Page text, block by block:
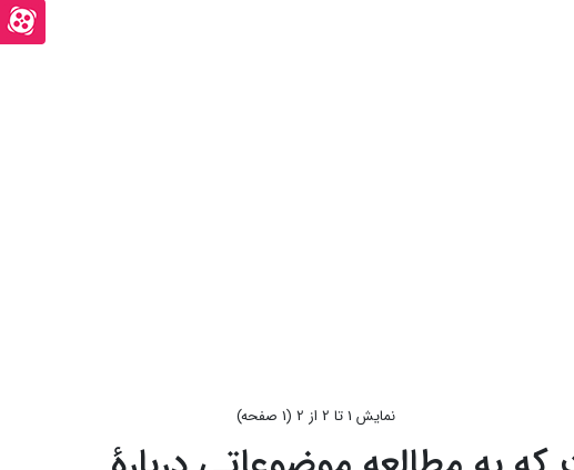
نمايش 1 تا 2 از 2 (1 صفحه)
آپ
اینستاگرام
صفحه